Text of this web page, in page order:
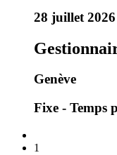
28 juillet 2026
Genève
Fixe - Temps
1